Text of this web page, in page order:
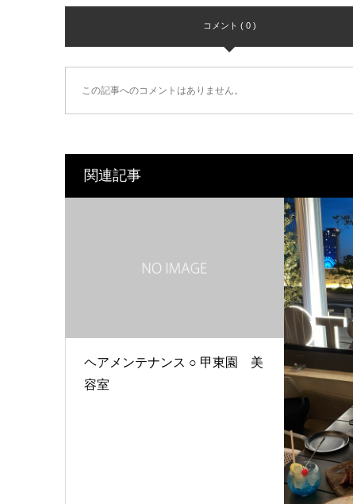
コメント ( 0 )
この記事へのコメントはありません。
関連記事
ヘアメンテナンス ○ 甲東園 美
容室